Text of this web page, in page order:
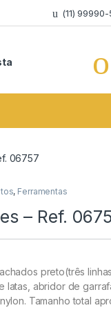
(11)
06757
, Ferramentas
– Ref.
preto(três
latas, abridor de
Tamanho total